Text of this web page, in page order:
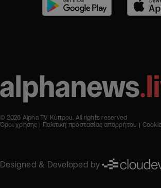
© 2026 Alpha TV Κύπρου. All rights reserved
Όροι χρήσης
Πολιτική προστασίας απορρήτου
Designed & Developed by